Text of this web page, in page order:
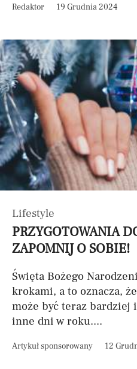
Redaktor 19 Grudnia 2024
Lifestyle
PRZYGOTOWANIA
ZAPOMNIJ O SOBIE!
Święta Bożego
krokami, a to oznacza,
może być teraz bardziej
inne dni w roku....
Artykuł sponsorowany 12